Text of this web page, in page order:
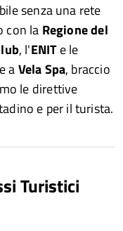
senza una rete
con la Regione del
, l'ENITe le
aVela Spa, braccio
le direttive
e per il turista.
Turistici